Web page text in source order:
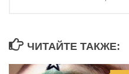
ЧИТАЙТЕ ТАКЖЕ: